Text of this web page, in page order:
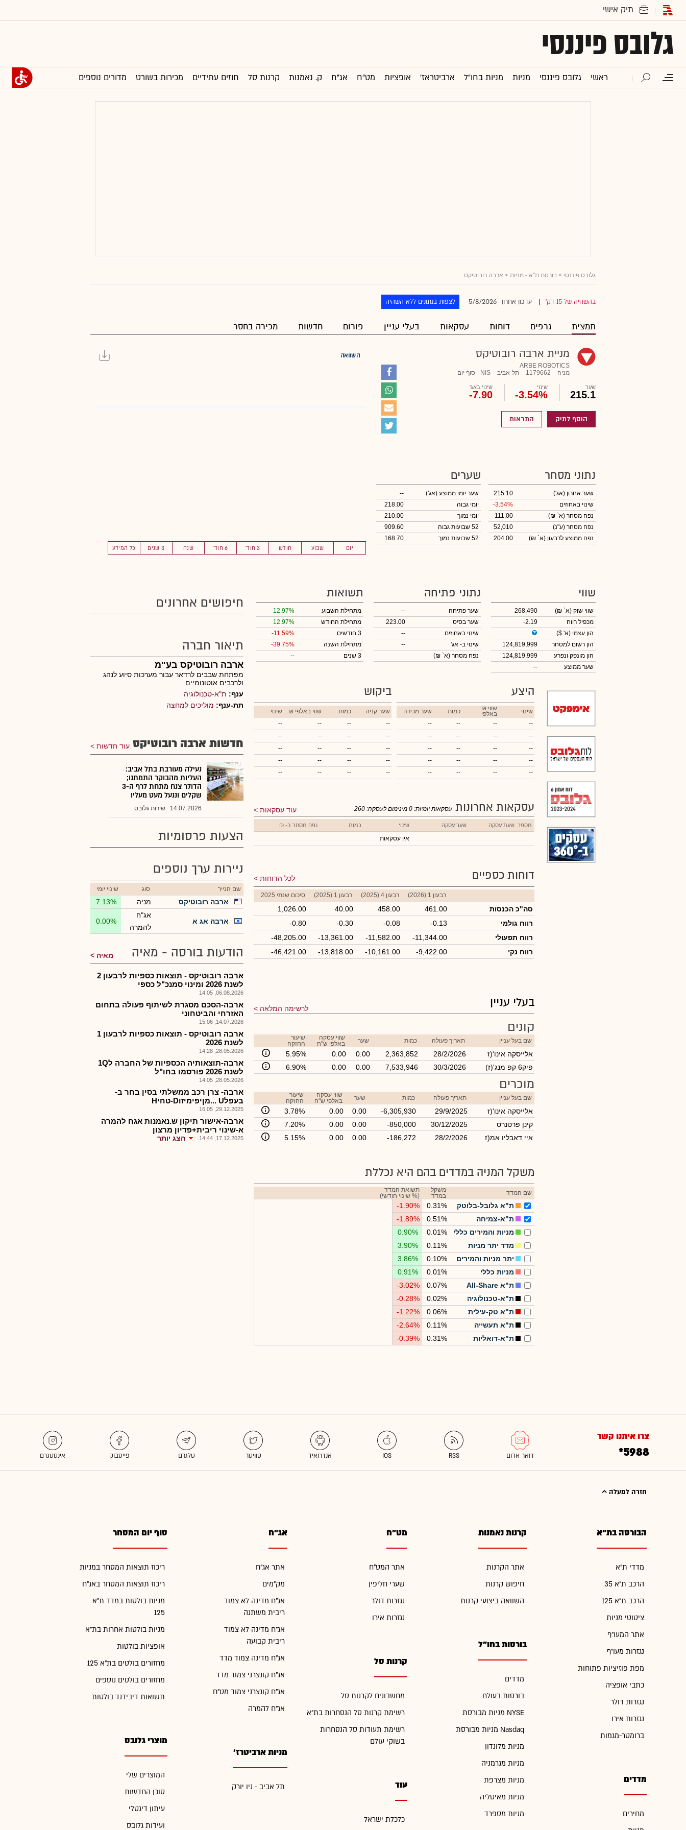
גלובס פיננסי
ראשי גלובס פיננסי מניות מניות בחו"ל ארביטראז' אופציות מט"ח אג"ח ק. נאמנות קרנות סל חוזים עתידיים מכירות בשורט מדורים נוספים
גלובס פיננסי > בורסת ת"א - מניות > ארבה רובוטיקס
בהשהיה של 15 דק' עדכון אחרון 5/8/2026 לצפות בנתונים ללא השהיה
תמצית גרפים דוחות עסקאות בעלי עניין פורום חדשות מכירה בחסר
מניית ארבה רובוטיקס
ARBE ROBOTICS
מניה
1179662 תל-אביב NIS סוף יום
שער
215.1
שינוי
-3.54%
שינוי באג'
-7.90
הוסף לתיק התראות
השוואה
יום שבוע חודש 3 חוד' 6 חוד' שנה 3 שנים כל המידע
נתוני מסחר
שער אחרון (אג')
215.10
שינוי באחוזים
-3.54%
נפח מסחר (א` ₪)
111.00
נפח מסחר (ע"נ)
52,010
נפח ממוצע לרבעון (א` ₪)
204.00
שערים
שער יומי ממוצע (אג')
--
יומי גבוה
218.00
יומי נמוך
210.00
52 שבועות גבוה
909.60
52 שבועות נמוך
168.70
שווי
שווי שוק (א` ₪)
268,490
מכפיל רווח
-2.19
הון עצמי (א' $)
הון רשום למסחר
124,819,999
הון מונפק ונפרע
124,819,999
שער ממוצע
--
נתוני פתיחה
שער פתיחה
--
שער בסיס
223.00
שינוי באחוזים
--
שינוי ב- אג'
--
נפח מסחר (א` ₪)
תשואות
מתחילת השבוע
12.97%
מתחילת החודש
12.97%
3 חודשים
-11.59%
מתחילת השנה
-39.75%
3 שנים
--
היצע
שינוי ₪ שווי
באלפי כמות
שער מכירה
--
--
--
--
--
--
--
--
--
--
--
--
--
--
--
--
--
--
--
--
ביקוש
שער קניה כמות ₪ שווי באלפי
שינוי
--
--
--
--
--
--
--
--
--
--
--
--
--
--
--
--
--
--
--
--
עסקאות אחרונות עוד עסקאות עסקאות יומיות: 0 מינימום לעסקה: 260
מספר שעת עסקה שער עסקה שינוי כמות נפח מסחר ב- ₪
אין עסקאות
דוחות כספיים לכל הדוחות
רבעון 1 (2026) רבעון 4 (2025) רבעון 1 (2025) סיכום שנתי 2025
סה"כ הכנסות 461.00
458.00
40.00
1,026.00
רווח גולמי
-0.13
-0.08
-0.30
-0.80
רווח תפעולי
-11,344.00
-11,582.00
-13,361.00
-48,205.00
רווח נקי
-9,422.00
-10,161.00
-13,818.00
-46,421.00
בעלי עניין לרשימה המלאה
קונים
שם בעל עניין תאריך פעולה כמות שער
שווי עסקה
באלפי ש"ח
שיעור
החזקה
אלייסקה אינו'(ז 28/2/2026
2,363,852
0.00
0.00
5.95%
(פיק6 קפ מנג'(ז
30/3/2026
7,533,946
0.00
0.00
6.90%
מוכרים
שם בעל עניין תאריך פעולה כמות שער
שווי עסקה
באלפי ש"ח
שיעור
החזקה
אלייסקה אינו'(ז 29/9/2025
-6,305,930
0.00
0.00
3.78%
קינן פרטנרס
30/12/2025
-850,000
0.00
0.00
7.20%
איי דאבליו אמ(ז
28/2/2026
-186,272
0.00
0.00
5.15%
משקל המניה במדדים בהם היא נכללת
שם המדד
משקל
במדד
תשואת המדד
(% שינוי חודשי)
ת"א גלובל-בלוטק 0.31%
-1.90%
ת"א-צמיחה
0.51%
-1.89%
מניות והמירים כללי
0.01%
0.90%
מדד יתר מניות
0.11%
3.90%
יתר מניות והמירים
0.10%
3.86%
מניות כללי
0.01%
0.91%
ת"א All-Share
0.07%
-3.02%
ת"א-טכנולוגיה
0.02%
-0.28%
ת"א טק-עילית
0.06%
-1.22%
ת"א תעשייה
0.11%
-2.64%
ת"א-דואליות
0.31%
-0.39%
חיפושים אחרונים
תיאור חברה
ארבה רובוטיקס בע"מ
מפתחת שבבים לרדאר עבור מערכות סיוע לנהג
ולרכבים אוטונומיים
ענף: ת"א-טכנולוגיה
תת-ענף: מוליכים למחצה
חדשות ארבה רובוטיקס עוד חדשות
נעילה מעורבת בתל אביב:
העליות מהבוקר התמתנו;
הדולר צנח מתחת לרף ה-3
שקלים וננעל מעט מעליו
14.07.2026 שירות גלובס
הצעות פרסומיות
ניירות ערך נוספים
שם הנייר סוג שינוי יומי
ארבה רובוטיקס מניה 7.13%
ארבה אג א
אג"ח
להמרה
0.00%
הודעות בורסה - מאיה מאיה
ארבה רובוטיקס - תוצאות כספיות לרבעון 2
לשנת 2026 ומינוי סמנכ"ל כספי
06.08.2026, 14:05
ארבה-הסכם מסגרת לשיתוף פעולה בתחום
האזרחי והביטחוני
14.07.2026, 15:06
ארבה רובוטיקס - תוצאות כספיות לרבעון 1
לשנת 2026
28.05.2026, 14:28
ארבה-תוצאותיה הכספיות של החברה ל1Q
לשנת 2026 פורסמו בחו"ל
28.05.2026, 14:05
ארבה- צרן רכב ממשלתי בסין בחר ב-
בעפלU ...מןיפימיזוD-טחיH
29.12.2025, 16:05
ארבה-אישור תיקון ש.נאמנות אגח להמרה
א-שינוי ריבית+פדיון מרצון
17.12.2025, 14:44 הצג יותר
צרו איתנו קשר
*5988
חזרה למעלה
הבורסה בת"א
מדדי ת"א
הרכב ת"א 35
הרכב ת"א 125
ציטוטי מניות
אתר המעו"ף
נגזרות מעו"ף
מפת פוזיציות פתוחות
כתבי אופציה
נגזרות דולר
נגזרות אירו
ברומטר-מגמות
מדדים
מחירים
קרנות נאמנות
אתר הקרנות
חיפוש קרנות
השוואה ביצועי קרנות
בורסות בחו"ל
מדדים
בורסות בעולם
מניות מבורסת NYSE
מניות מבורסת Nasdaq
מניות מלונדון
מניות מגרמניה
מניות מצרפת
מניות מאיטליה
מניות מספרד
מט"ח
אתר המט"ח
שערי חליפין
נגזרות דולר
נגזרות אירו
קרנות סל
מחשבונים לקרנות סל
רשימת קרנות סל הנסחרות בת"א
רשימת תעודות סל הנסחרות
בשוקי עולם
עוד
כלכלת ישראל
אג"ח
אתר אג"ח
מק"מים
אג"ח מדינה לא צמוד
ריבית משתנה
אג"ח מדינה לא צמוד
ריבית קבועה
אג"ח מדינה צמוד מדד
אג"ח קונצרני צמוד מדד
אג"ח קונצרני צמוד מט"ח
אג"ח להמרה
מניות ארביטרז'
תל אביב - ניו יורק
סוף יום המסחר
ריכוז תוצאות המסחר במניות
ריכוז תוצאות המסחר באג"ח
מניות בולטות במדד ת"א
125
מניות בולטות אחרות בת"א
אופציות בולטות
מחזורים בולטים בת"א 125
מחזורים בולטים נוספים
תשואות דיבידנד בולטות
מוצרי גלובס
המוצרים שלי
סוכן החדשות
עיתון דיגטלי
ועידות גלובס